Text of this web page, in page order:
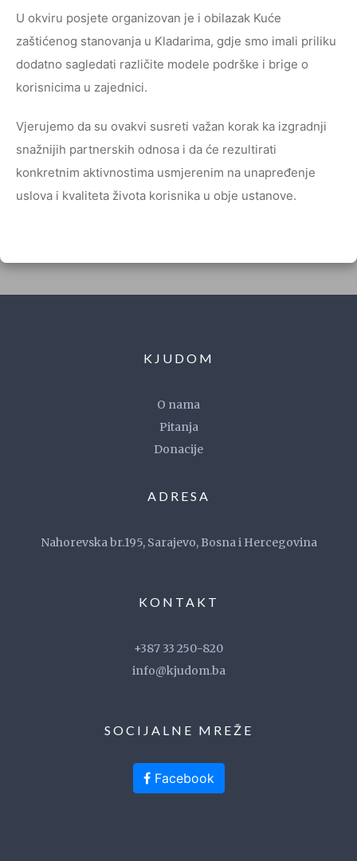
U okviru posjete organizovan je i obilazak Kuće
zaštićenog stanovanja u Kladarima, gdje smo imali priliku
dodatno sagledati različite modele podrške i brige o
korisnicima u zajednici.
Vjerujemo da su ovakvi susreti važan korak ka izgradnji
snažnijih partnerskih odnosa i da će rezultirati
konkretnim aktivnostima usmjerenim na unapređenje
uslova i kvaliteta života korisnika u obje ustanove.
KJUDOM
O nama
Pitanja
Donacije
ADRESA
Nahorevska br.195, Sarajevo, Bosna i Hercegovina
KONTAKT
+387 33 250-820
info@kjudom.ba
SOCIJALNE MREŽE
Facebook